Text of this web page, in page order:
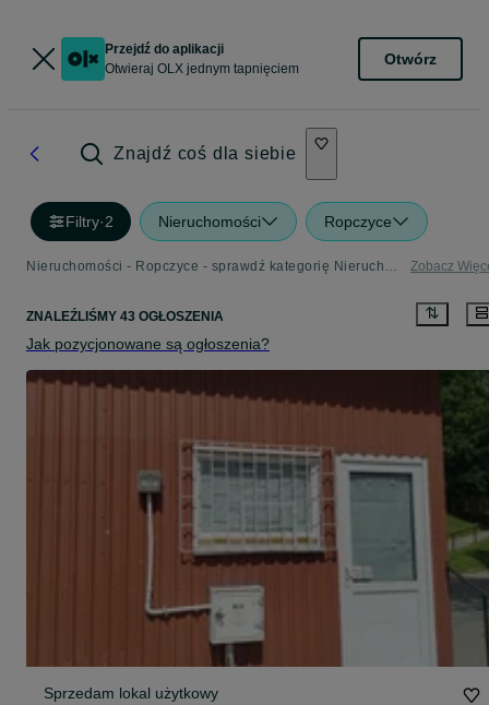
Przejdź do aplikacji
Otwieraj OLX jednym tapnięciem
Otwórz
Znajdź coś dla siebie
Filtry·2 Nieruchomości Ropczyce
Nieruchomości - Ropczyce - sprawdź kategorię Nieruchomości Zobacz
ZNALEŹLIŚMY 43 OGŁOSZENIA
Jak pozycjonowane są ogłoszenia?
Sprzedam lokal użytkowy